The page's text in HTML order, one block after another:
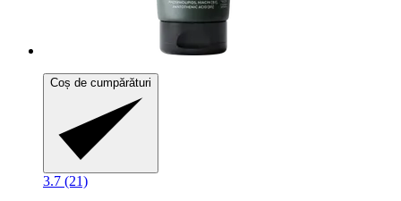
Coș de cumpărături
3.7 (21)